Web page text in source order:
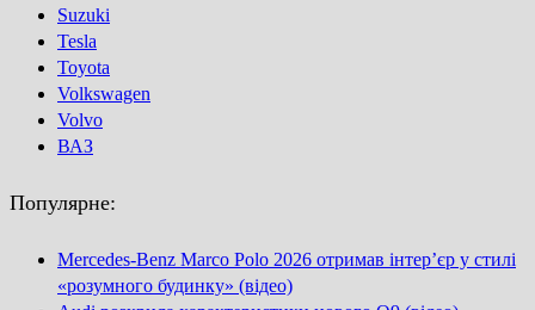
Suzuki
Tesla
Toyota
Volkswagen
Volvo
ВАЗ
Популярне:
Mercedes-Benz Marco Polo 2026 отримав інтер’єр у стилі
«розумного будинку» (відео)